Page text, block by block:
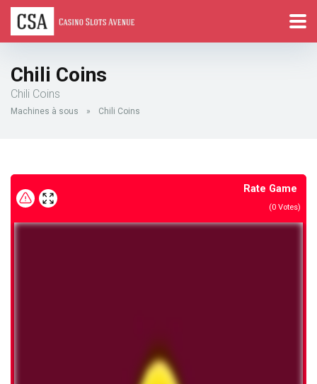
Chili Coins
Chili Coins
Machines à sous » Chili Coins
Rate Game
(0 Votes)